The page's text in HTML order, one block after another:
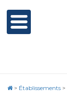
> Établissements >